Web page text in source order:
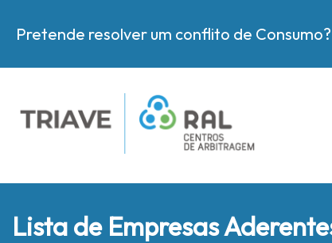
Pretende resolver um conflito de Consumo?
Lista de Empresas